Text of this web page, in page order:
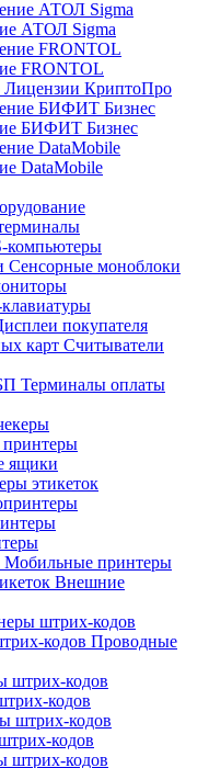
АТОЛ Sigma
FRONTOL
Лицензии КриптоПро
БИФИТ Бизнес
DataMobile
компьютеры
Сенсорные моноблоки
покупателя
Считыватели
Терминалы оплаты
ящики
этикеток
Мобильные принтеры
Внешние
штрих-кодов
Проводные
кодов
кодов